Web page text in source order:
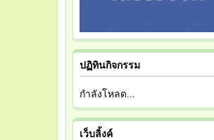
ปฏิทินกิจกรรม
กำลังโหลด...
เว็บลิ้งค์